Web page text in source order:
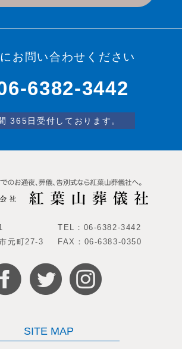
お問い合わせください
6382-3442
365日受付しております。
元町27-3
TEL：06-6382-3442
FAX：06-6383-0350
SITE MAP